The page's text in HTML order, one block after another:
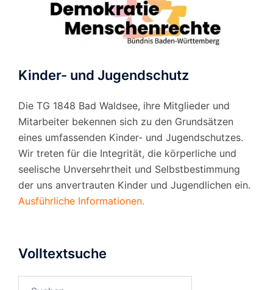
Kinder- und Jugendschutz
Die TG 1848 Bad Waldsee, ihre Mitglieder und
Mitarbeiter bekennen sich zu den Grundsätzen
eines umfassenden Kinder- und Jugendschutzes.
Wir treten für die Integrität, die körperliche und
seelische Unversehrtheit und Selbstbestimmung
der uns anvertrauten Kinder und Jugendlichen ein.
Ausführliche Informationen.
Volltextsuche